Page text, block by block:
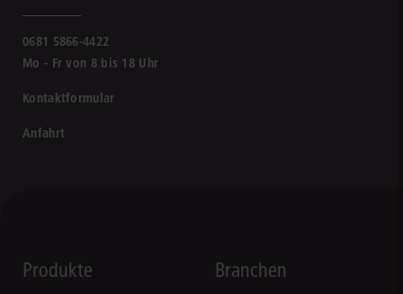
0681 5866-4422
Mo - Fr von 8 bis 18 Uhr
Kontaktformular
Anfahrt
Produkte Branchen